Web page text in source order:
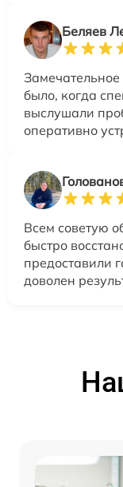
Беляев
было, когда
выслушали
оперативно
Всем советую
быстро
предоставили
доволен